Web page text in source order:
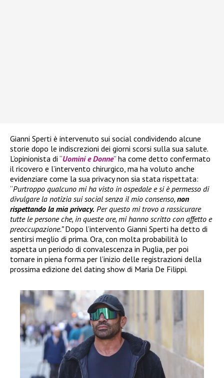
Gianni Sperti è intervenuto sui social condividendo alcune
storie dopo le indiscrezioni dei giorni scorsi sulla sua salute.
L’opinionista di “Uomini e Donne” ha come detto confermato
il ricovero e l’intervento chirurgico, ma ha voluto anche
evidenziare come la sua privacy non sia stata rispettata:
“Purtroppo qualcuno mi ha visto in ospedale e si è permesso di
divulgare la notizia sui social senza il mio consenso, non
rispettando la mia privacy. Per questo mi trovo a rassicurare
tutte le persone che, in queste ore, mi hanno scritto con affetto e
preoccupazione.”Dopo l’intervento Gianni Sperti ha detto di
sentirsi meglio di prima. Ora, con molta probabilità lo
aspetta un periodo di convalescenza in Puglia, per poi
tornare in piena forma per l’inizio delle registrazioni della
prossima edizione del dating show di Maria De Filippi.